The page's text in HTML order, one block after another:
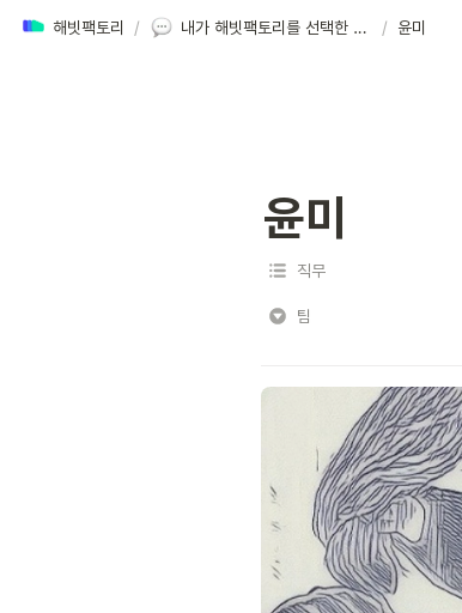
해빗팩토리 / 내가 해빗팩토리를 선택한 이유 / 윤미
윤미
직무
팀